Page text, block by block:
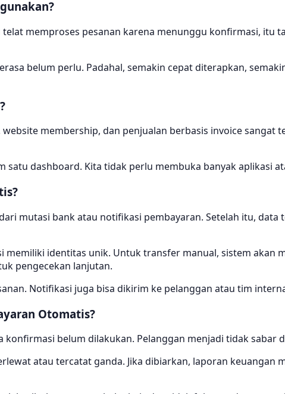
memproses pesanan karena menunggu konfirmasi, itu
belum perlu. Padahal, semakin cepat diterapkan,
membership, dan penjualan berbasis invoice sangat
dashboard. Kita tidak perlu membuka banyak aplikasi
mutasi bank atau notifikasi pembayaran. Setelah itu,
identitas unik. Untuk transfer manual, sistem akan
pengecekan lanjutan.
Notifikasi juga bisa dikirim ke pelanggan atau tim
Otomatis?
belum dilakukan. Pelanggan menjadi tidak sabar
atau tercatat ganda. Jika dibiarkan, laporan keuangan